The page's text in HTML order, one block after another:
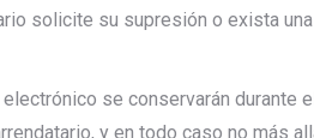
solicite su supresión o exista una
se conservarán durante
y en todo caso no más